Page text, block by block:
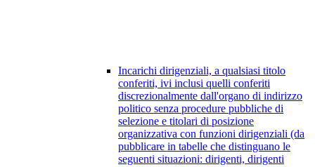
Incarichi dirigenziali, a qualsiasi titolo
conferiti, ivi inclusi quelli conferiti
discrezionalmente dall'organo di indirizzo
politico senza procedure pubbliche di
selezione e titolari di posizione
organizzativa con funzioni dirigenziali (da
pubblicare in tabelle che distinguano le
seguenti situazioni: dirigenti, dirigenti